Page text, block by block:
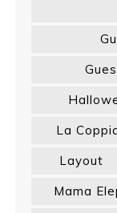
La
Layout
Mama